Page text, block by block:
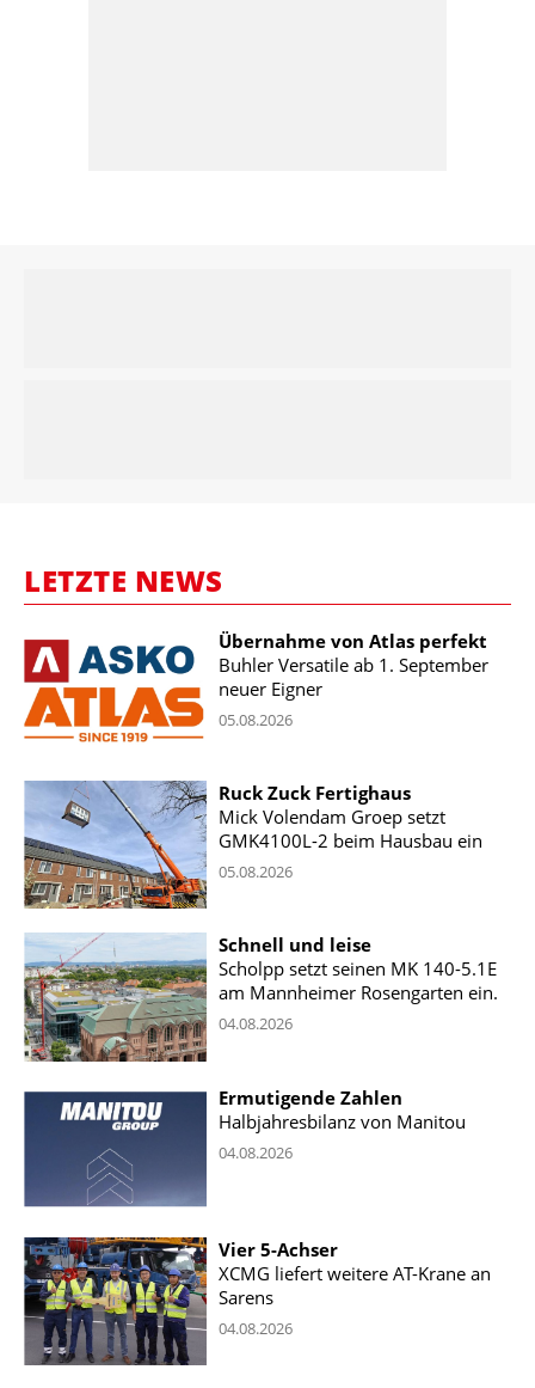
LETZTE NEWS
Übernahme von Atlas perfekt
Buhler Versatile ab 1. September
neuer Eigner
05.08.2026
Ruck Zuck Fertighaus
Mick Volendam Groep setzt
GMK4100L-2 beim Hausbau ein
05.08.2026
Schnell und leise
Scholpp setzt seinen MK 140-5.1E
am Mannheimer Rosengarten ein.
04.08.2026
Ermutigende Zahlen
Halbjahresbilanz von Manitou
04.08.2026
Vier 5-Achser
XCMG liefert weitere AT-Krane an
Sarens
04.08.2026